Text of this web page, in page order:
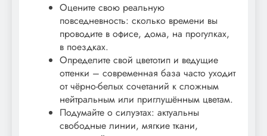
Оцените свою реальную
повседневность: сколько времени вы
проводите в офисе, дома, на прогулках,
в поездках.
Определите свой цветотип и ведущие
оттенки – современная база часто уходит
от чёрно-белых сочетаний к сложным
нейтральным или приглушённым цветам.
Подумайте о силуэтах: актуальны
свободные линии, мягкие ткани,